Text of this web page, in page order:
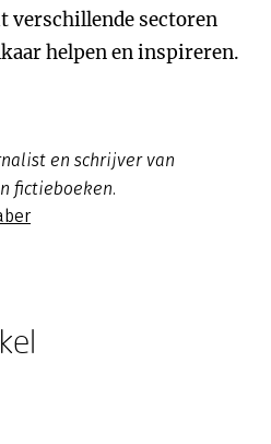
verschillende sectoren
helpen en inspireren.
en schrijver van
fictieboeken.